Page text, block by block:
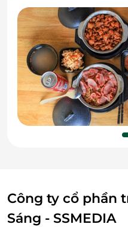
Công ty cổ phần
Sáng - SSMEDIA